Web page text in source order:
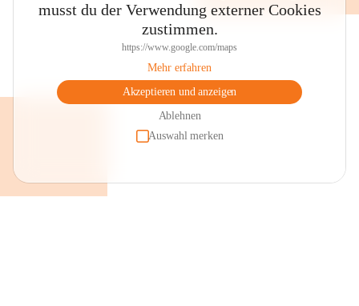
musst du der Verwendung externer Cookies
zustimmen.
https://www.google.com/maps
Mehr erfahren
Akzeptieren und anzeigen
Ablehnen
Auswahl merken